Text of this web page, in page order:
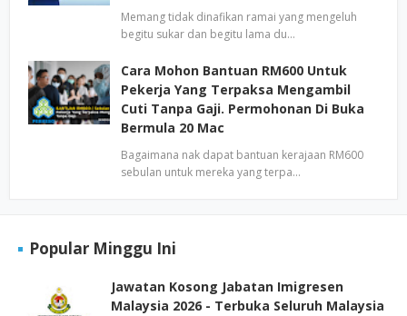
Memang tidak dinafikan ramai yang mengeluh
begitu sukar dan begitu lama du…
Cara Mohon Bantuan RM600 Untuk
Pekerja Yang Terpaksa Mengambil
Cuti Tanpa Gaji. Permohonan Di Buka
Bermula 20 Mac
Bagaimana nak dapat bantuan kerajaan RM600
sebulan untuk mereka yang terpa…
Popular Minggu Ini
Jawatan Kosong Jabatan Imigresen
Malaysia 2026 - Terbuka Seluruh Malaysia